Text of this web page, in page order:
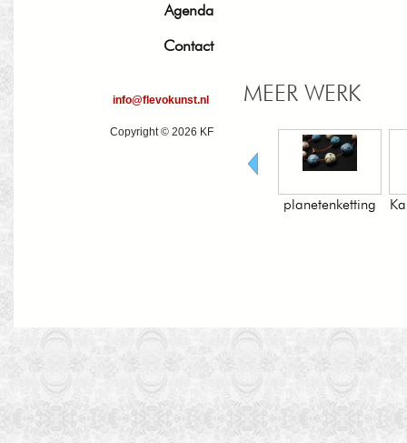
Agenda
Contact
info@flevokunst.nl
Copyright © 2026 KF
MEER WERK
Kameleonketting